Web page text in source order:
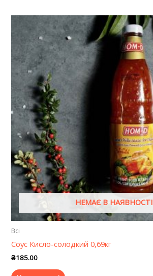
НЕМАЄ В НАЯВНОСТІ
Всі
Соус Кисло-солодкий 0,69кг
₴185.00